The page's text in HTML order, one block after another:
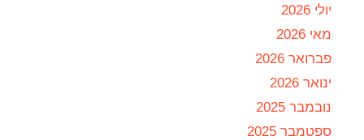
יולי 2026
מאי 2026
פברואר 2026
ינואר 2026
נובמבר 2025
ספטמבר 2025